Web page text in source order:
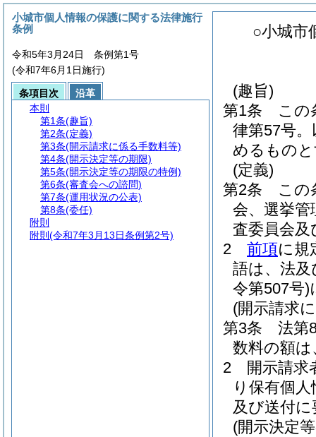
○小城市
(趣旨)
第1条
この
律第57号
めるもの
(定義)
第2条
この
会、選挙管
査委員会及
2
前項に規
語は、法
令第507号)
(開示請求
第3条
法第
数料の額
2
開示請求
り保有個
及び送付
(開示決定
小城市個人情報の保護に関する法律施行
条例
令和5年3月24日 条例第1号
(令和7年6月1日施行)
条項目次
沿革
本則
第1条(趣旨)
第2条(定義)
第3条(開示請求に係る手数料等)
第4条(開示決定等の期限)
第5条(開示決定等の期限の特例)
第6条(審査会への諮問)
第7条(運用状況の公表)
第8条(委任)
附則
附則 (令和7年3月13日条例第2号)